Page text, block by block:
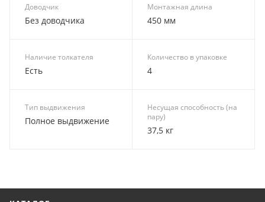
Доводчик
Без доводчика
Монтажная длина
450 мм
Наличие толкателя
Есть
Количество в упаковке
4
Тип выдвижения
Полное выдвижение
Несущая способность (на
пару)
37,5 кг